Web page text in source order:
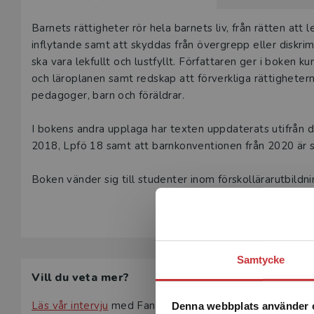
Samtycke
Denna webbplats använder
Beskrivning
Barnets rättigheter rör hela barnets liv, från rätten att
inflytande samt att skyddas från övergrepp eller
ska vara lekfullt och lustfyllt. Författaren ger i boken
och läroplanen samt redskap att förverkliga
pedagoger, barn och föräldrar.
I bokens andra upplaga har texten uppdaterats utifrån
2018, Lpfö 18 samt att barnkonventionen från 2020 är
Boken vänder sig till studenter inom
Vill du veta mer?
Läs vår intervju med Fanny Davidsson.